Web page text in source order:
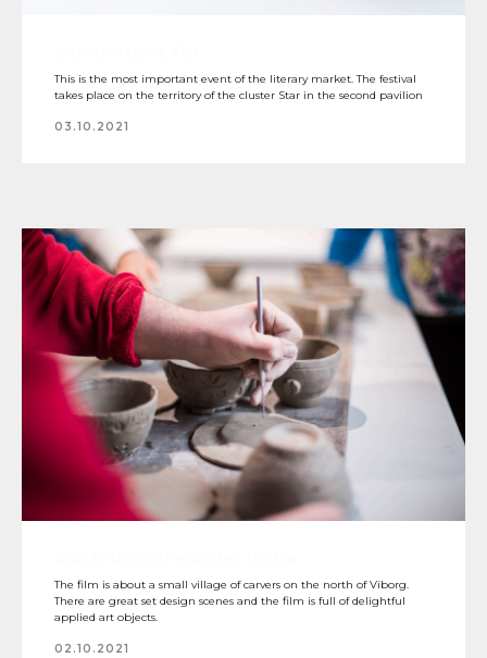
This is the most important event of the literary market. The festival
takes place on the territory of the cluster Star in the second pavilion
03.10.2021
The film is about a small village of carvers on the north of Viborg.
There are great set design scenes and the film is full of delightful
applied art objects.
02.10.2021